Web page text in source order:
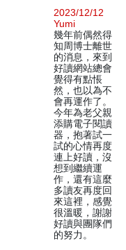
2023/12/12
Yumi
幾年前偶然得
知周博士離世
的消息，來到
好讀網站總會
覺得有點悵
然，也以為不
會再運作了。
今年為老父親
添購電子閱讀
器，抱著試一
試的心情再度
連上好讀，沒
想到繼續運
作，還有這麼
多讀友再度回
來這裡，感覺
很溫暖，謝謝
好讀與團隊們
的努力。